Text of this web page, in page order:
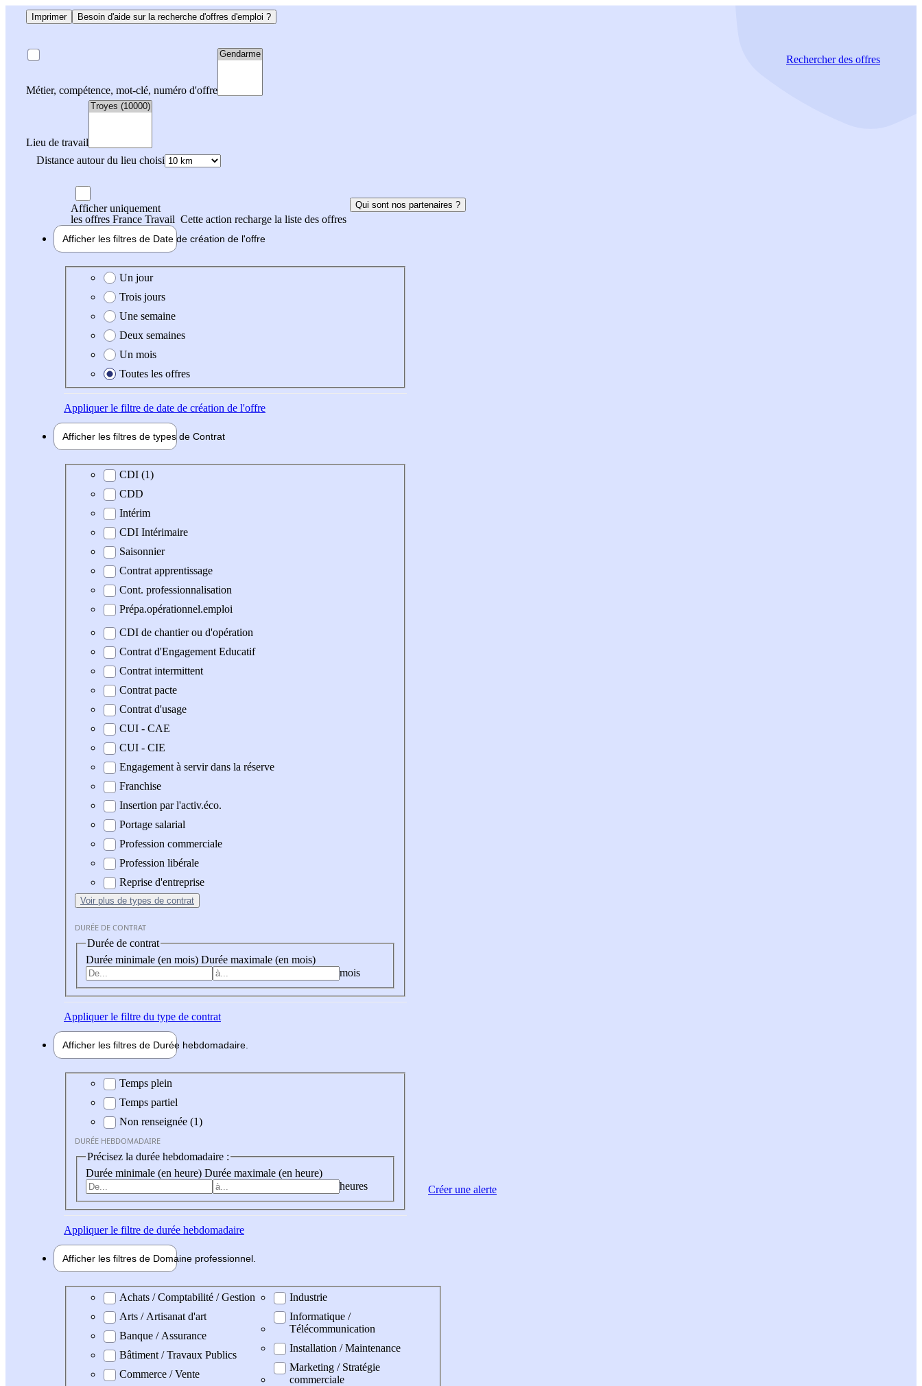
Imprimer Besoin d'aide sur la recherche d'offres d'emploi ?
Métier, compétence, mot-clé, numéro d'offre
Lieu de travail
Distance autour du lieu choisi
Rechercherdes offres
Afficher uniquement
les offres France Travail Cette action recharge la liste des offres
Qui sont nos partenaires ?
Afficher les filtres de Date de création de l'offre
Date de création de l'offre
Un jour
Trois jours
Une semaine
Deux semaines
Un mois
Toutes les offres
Appliquerle filtre de date de création de l'offre
Afficher les filtres de types de Contrat
Type de contrat
CDI (1)
CDD
Intérim
CDI Intérimaire
Saisonnier
Contrat apprentissage
Cont. professionnalisation
Prépa.opérationnel.emploi
CDI de chantier ou d'opération
Contrat d'Engagement Educatif
Contrat intermittent
Contrat pacte
Contrat d'usage
CUI - CAE
CUI - CIE
Engagement à servir dans la réserve
Franchise
Insertion par l'activ.éco.
Portage salarial
Profession commerciale
Profession libérale
Reprise d'entreprise
Voir plus de types de contrat
DURÉE DE CONTRAT
Durée de contrat
Durée minimale (en mois) Durée maximale (en mois)
mois
Appliquerle filtre du type de contrat
Afficher les filtres de Durée hebdomadaire
Durée hebdomadaire
Temps plein
Temps partiel
Non renseignée (1)
DURÉE HEBDOMADAIRE
Précisez la durée hebdomadaire :
Durée minimale (en heure) Durée maximale (en heure)
heures
Appliquerle filtre de durée hebdomadaire
Afficher les filtres de Domaine professionnel
Domaine professionel
Achats / Comptabilité / Gestion
Arts / Artisanat d'art
Banque / Assurance
Bâtiment / Travaux Publics
Commerce / Vente
Industrie
Informatique /
Télécommunication
Installation / Maintenance
Marketing / Stratégie
commerciale
Créer une alerte